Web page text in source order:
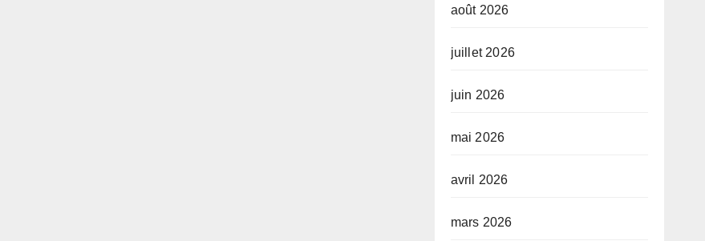
août 2026
juillet 2026
juin 2026
mai 2026
avril 2026
mars 2026